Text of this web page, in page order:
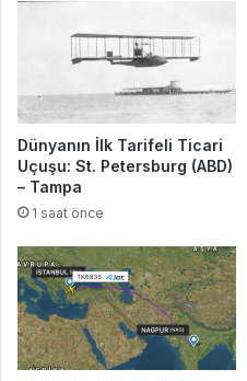
Dünyanın İlk Tarifeli Ticari
Uçuşu: St. Petersburg (ABD)
– Tampa
1 saat önce